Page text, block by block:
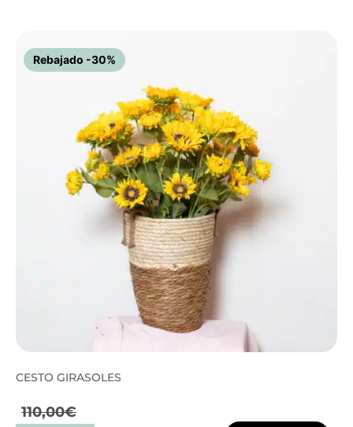
Rebajado -30%
CESTO GIRASOLES
110,00€